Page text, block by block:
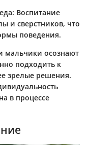
Воспитание
и сверстников, что
поведения.
мальчики осознают
подходить к
зрелые решения.
в процессе